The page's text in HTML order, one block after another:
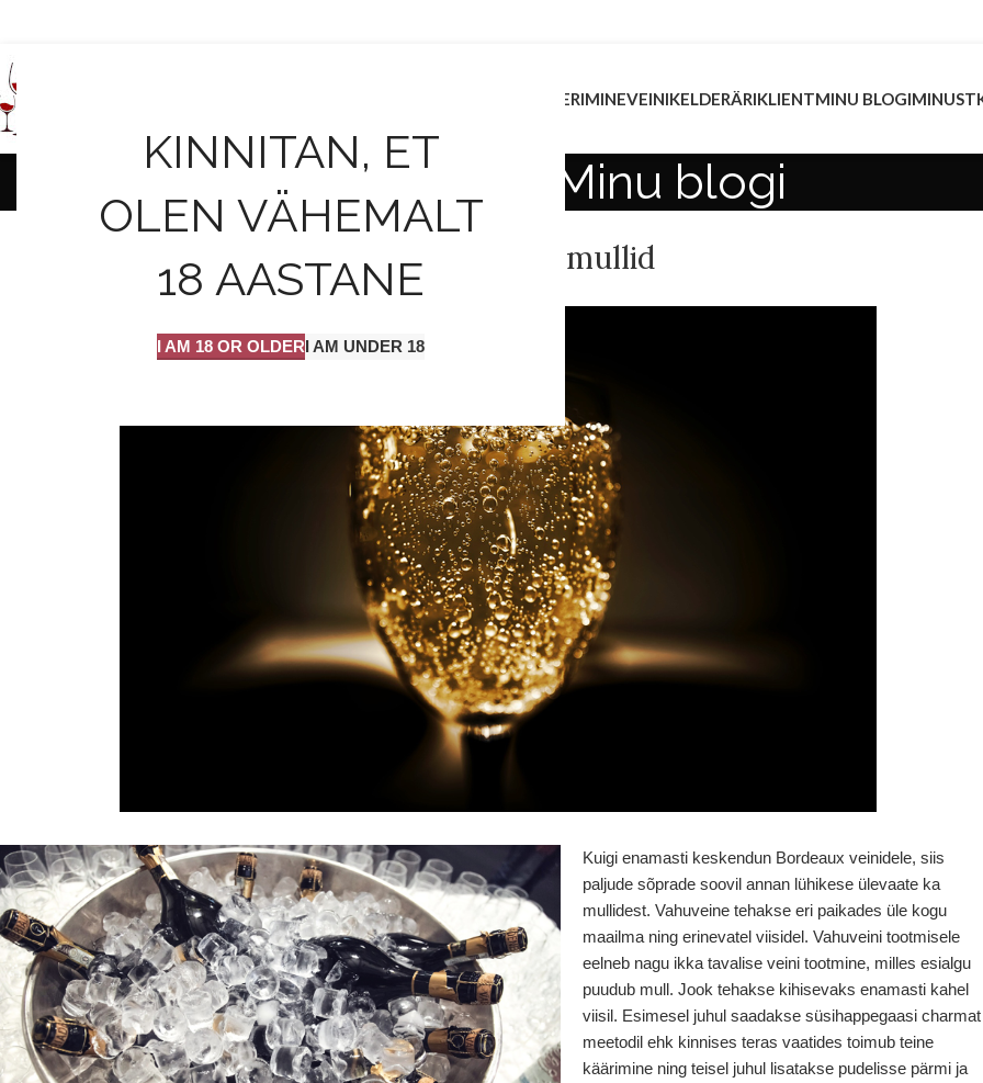
KINNITAN, ET
OLEN VÄHEMALT
18 AASTANE
I AM 18 OR OLDERI AM UNDER 18
INVESTEERIMINEVEINIKELDERÄRIKLIENTMINU BLOGIMINUST
Minu blogi
Vahuveinid ehk mullid
Kuigi enamasti keskendun Bordeaux veinidele, siis
paljude sõprade soovil annan lühikese ülevaate ka
mullidest. Vahuveine tehakse eri paikades üle kogu
maailma ning erinevatel viisidel. Vahuveini tootmisele
eelneb nagu ikka tavalise veini tootmine, milles esialgu
puudub mull. Jook tehakse kihisevaks enamasti kahel
viisil. Esimesel juhul saadakse süsihappegaasi charmat
meetodil ehk kinnises teras vaatides toimub teine
käärimine ning teisel juhul lisatakse pudelisse pärmi ja